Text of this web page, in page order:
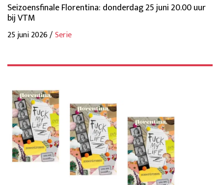
Seizoensfinale Florentina: donderdag 25 juni 20.00 uur
bij VTM
25 juni 2026 /Serie